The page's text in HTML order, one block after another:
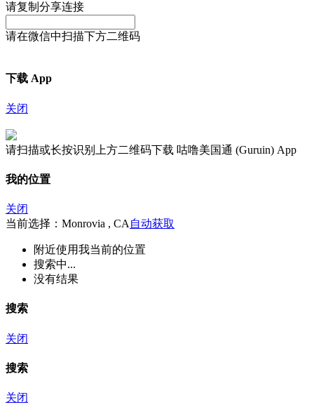
请复制分享连接
请在微信中扫描下方二维码
下载 App
关闭
请扫描或长按识别上方二维码下载 咕噜美国通 (Guruin) App
我的位置
关闭
当前选择：Monrovia , CA 自动获取
附近使用我当前的位置
搜索中...
没有结果
搜索
关闭
搜索
关闭